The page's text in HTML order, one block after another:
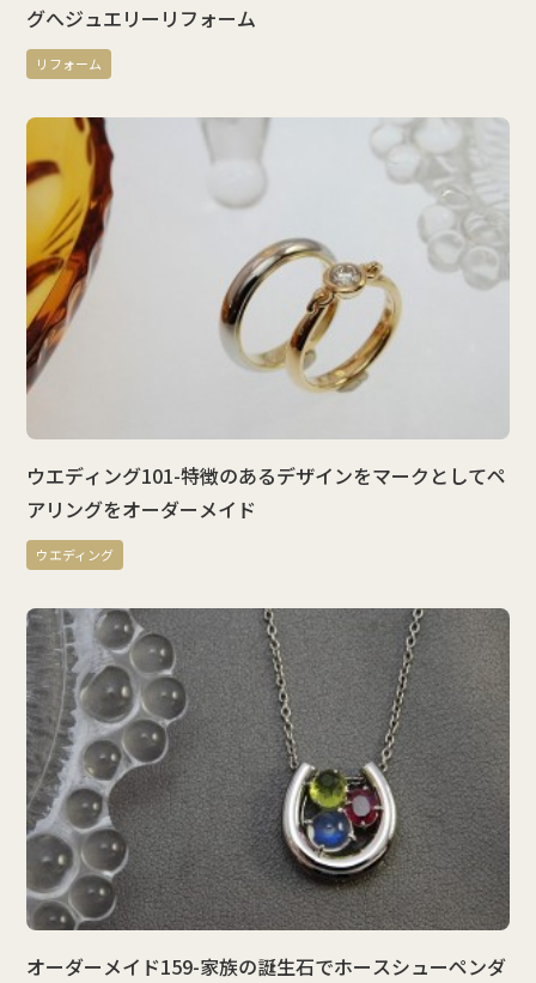
グへジュエリーリフォーム
リフォーム
ウエディング101-特徴のあるデザインをマークとしてペ
アリングをオーダーメイド
ウエディング
オーダーメイド159-家族の誕生石でホースシューペンダ